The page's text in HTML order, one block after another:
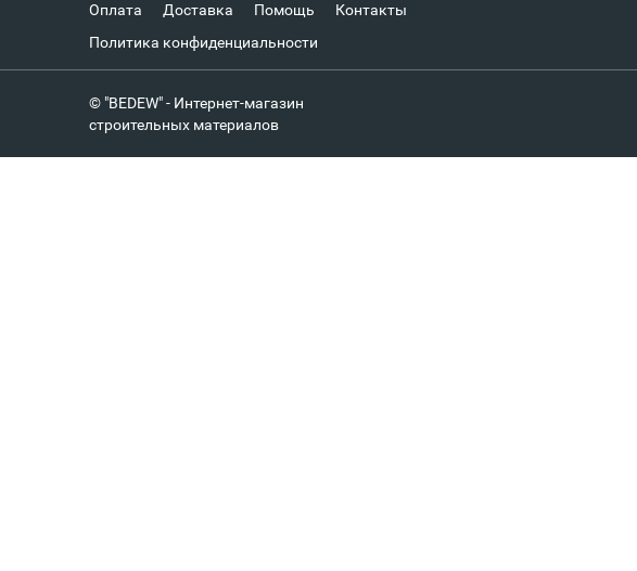
Оплата Доставка Помощь
Контакты
Политика конфиденциальности
© "BEDEW" - Интернет-магазин
строительных материалов